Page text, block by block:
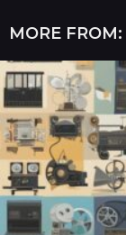
MORE FROM: